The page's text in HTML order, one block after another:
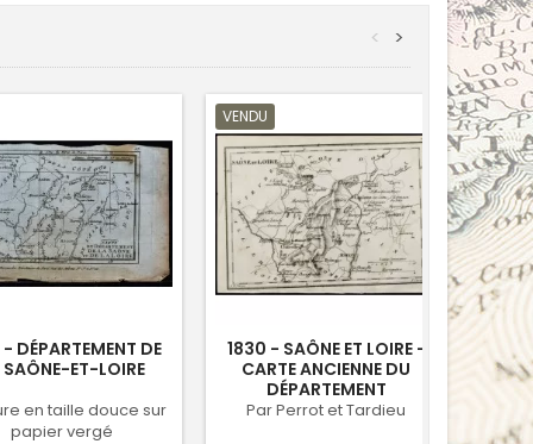
>
<
DÉPARTEMENT DE
ET-LOIRE
en taille douce sur
papier vergé
VENDU
1830 - SAÔNE ET LOIRE -
CARTE ANCIENNE DU
DÉPARTEMENT
Par Perrot et Tardieu
LA